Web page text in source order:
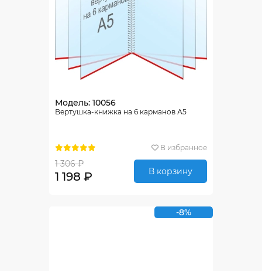
Модель: 10056
Вертушка-книжка на 6 карманов А5
В избранное
1 306 ₽
1 198 ₽ В корзину
-8%